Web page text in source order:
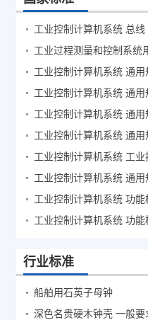
工业控制计算机系统 总
行业标准
船舶用石英子母钟
深色名贵硬木钟壳 一般要